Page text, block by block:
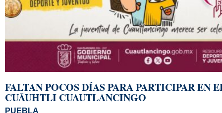
FALTAN POCOS DÍAS PARA PARTICIPAR EN
CUĀUHTLI CUAUTLANCINGO
PUEBLA